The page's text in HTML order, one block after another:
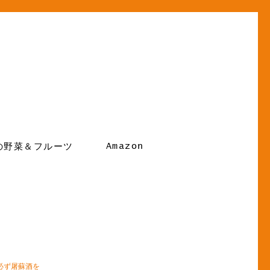
野菜＆フルーツ Amazon
ず屠蘇酒を